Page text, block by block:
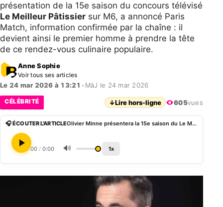
présentation de la 15e saison du concours télévisé
Le Meilleur Pâtissier sur M6, a annoncé Paris
Match, information confirmée par la chaîne : il
devient ainsi le premier homme à prendre la tête
de ce rendez-vous culinaire populaire.
Anne Sophie
Voir tous ses articles
Le 24 mar 2026 à 13:21 • MàJ le 24 mar 2026
CÉLÉBRITÉ ↓Lire hors-ligne 605vues
🎧 ÉCOUTER L'ARTICLE Olivier Minne présentera la 15e saison du Le Meilleur Pâtissier, premier homme à animer l’émission
0:00 / 0:00 🔊 1x